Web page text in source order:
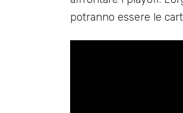
potranno essere le